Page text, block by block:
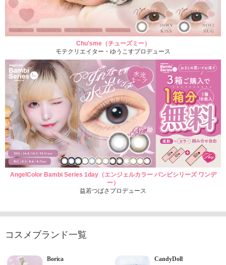
Chu'sme（チューズミー）
モテクリエイター・ゆうこすプロデュース
AngelColor Bambi Series 1day（エンジェルカラー バンビシリーズ ワンデ
ー）
益若つばさプロデュース
コスメブランド一覧